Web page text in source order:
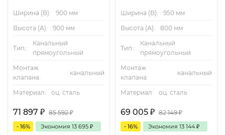
Ширина (B):
900 мм
Высота (А):
900 мм
Тип.:
Канальный
прямоугольный
Монтаж
клапана:
канальный
Материал: оц. сталь
71 897 ₽ 85 592₽
- 16% Экономия 13 695 ₽
Ширина (B):
950 мм
Высота (А):
800 мм
Тип.:
Канальный
прямоугольный
Монтаж
клапана:
канальный
Материал: оц. сталь
69 005 ₽ 82 149₽
- 16% Экономия 13 144 ₽